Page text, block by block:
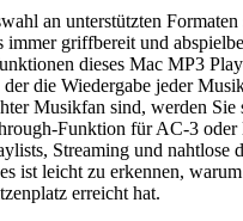
an unterstützten Formaten
immer griffbereit und
dieses Mac MP3
die Wiedergabe jeder
Musikfan sind, werden Sie
Funktion für AC-3
Streaming und nahtlose
ist leicht zu erkennen,
erreicht hat.